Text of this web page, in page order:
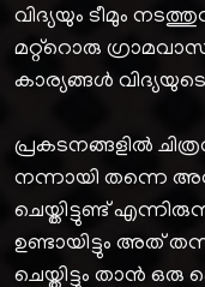
വിദ്യയും ടീമും
മറ്റ്റൊരു
കാര്യങ്ങൾ
പ്രകടനങ്ങളിൽ
നന്നായി തന്നെ
ചെയ്തിട്ടുണ്ട്
ഉണ്ടായിട്ടും അത്
ചെയ്തിട്ടും താൻ